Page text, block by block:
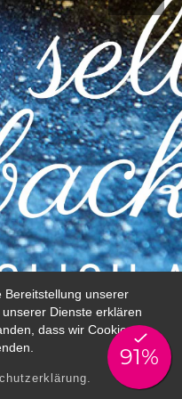
Bereitstellung unserer
Dienste erklären
dass wir Cookies